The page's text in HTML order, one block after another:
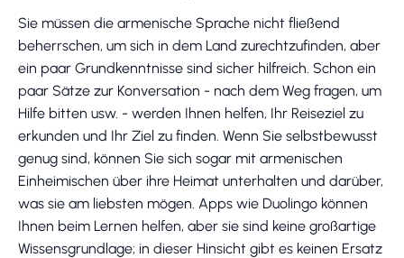
Sie müssen die armenische Sprache nicht fließend
beherrschen, um sich in dem Land zurechtzufinden, aber
ein paar Grundkenntnisse sind sicher hilfreich. Schon ein
paar Sätze zur Konversation - nach dem Weg fragen, um
Hilfe bitten usw. - werden Ihnen helfen, Ihr Reiseziel zu
erkunden und Ihr Ziel zu finden. Wenn Sie selbstbewusst
genug sind, können Sie sich sogar mit armenischen
Einheimischen über ihre Heimat unterhalten und darüber,
was sie am liebsten mögen. Apps wie Duolingo können
Ihnen beim Lernen helfen, aber sie sind keine großartige
Wissensgrundlage; in dieser Hinsicht gibt es keinen Ersatz